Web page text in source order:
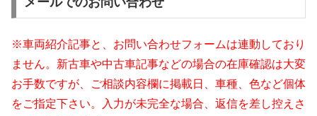
※車両紹介記事と、お問い合わせフォームは連動しており
ません。新古車や中古車記事などの場合の在庫確認は大変
お手数ですが、ご相談内容欄に掲載日、車種、色など個体
をご指定下さい。入力が未完全な場合、返信を差し控えさ